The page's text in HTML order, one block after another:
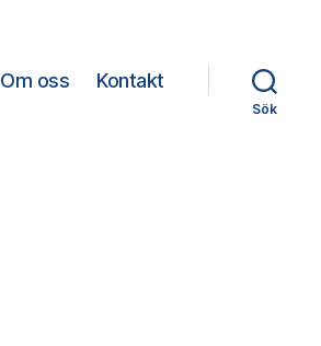
Om oss Kontakt
Sök